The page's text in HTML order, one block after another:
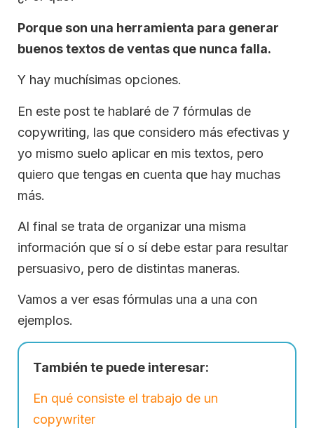
Porque son una herramienta para generar
buenos textos de ventas que nunca falla.
Y hay muchísimas opciones.
En este post te hablaré de 7 fórmulas de
copywriting, las que considero más efectivas y
yo mismo suelo aplicar en mis textos, pero
quiero que tengas en cuenta que hay muchas
más.
Al final se trata de organizar una misma
información que sí o sí debe estar para resultar
persuasivo, pero de distintas maneras.
Vamos a ver esas fórmulas una a una con
ejemplos.
También te puede interesar:
En qué consiste el trabajo de un
copywriter